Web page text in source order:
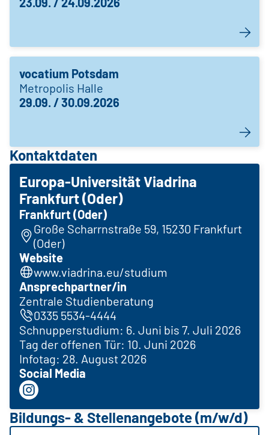
vocatium Potsdam
Metropolis Halle
29.09. / 30.09.2026
Kontaktdaten
Europa-Universität Viadrina
Frankfurt (Oder)
Frankfurt (Oder)
Große Scharrnstraße 59, 15230 Frankfurt
(Oder)
Website
www.viadrina.eu/studium
Ansprechpartner/in
Zentrale Studienberatung
0335 5534-4444
Schnupperstudium: 6. Juni bis 7. Juli 2026
Tag der offenen Tür: 10. Juni 2026
Infotag: 28. August 2026
Social Media
Bildungs- & Stellenangebote (m/w/d)